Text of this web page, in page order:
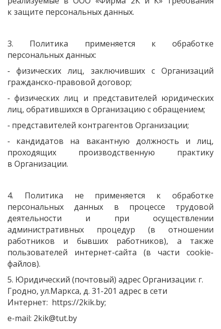
к защите персональных данных.
3. Политика применяется к обработке
персональных данных:
‑ физических лиц, заключивших с Организаций
гражданско-правовой договор;
‑ физических лиц и представителей юридических
лиц, обратившихся в Организацию с обращением;
‑ представителей контрагентов Организации;
‑ кандидатов на вакантную должность и лиц,
проходящих производственную практику
в Организации.
4. Политика не применяется к обработке
персональных данных в процессе трудовой
деятельности и при осуществлении
административных процедур
(в отношении
работников и бывших работников), а также
пользователей интернет-сайта
(в части cookie-
файлов).
5. Юридический (почтовый) адрес Организации: г.
Гродно, ул.Маркса, д. 31-201 адрес в сети
Интернет: https://2kik.by;
e-mail: 2kik@tut.by